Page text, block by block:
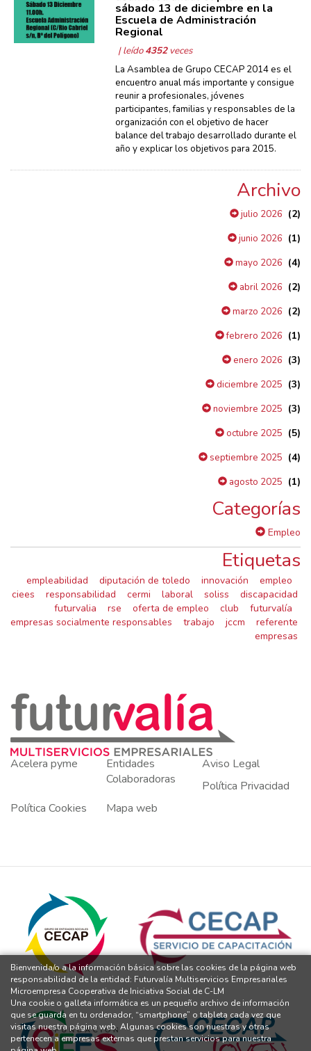
sábado 13 de diciembre en la
Escuela de Administración
Regional
| leído4352veces
La Asamblea de Grupo CECAP 2014 es el
encuentro anual más importante y consigue
reunir a profesionales, jóvenes
participantes, familias y responsables de la
organización con el objetivo de hacer
balance del trabajo desarrollado durante el
año y explicar los objetivos para 2015.
Archivo
julio 2026 (2)
junio 2026 (1)
mayo 2026 (4)
abril 2026 (2)
marzo 2026 (2)
febrero 2026 (1)
enero 2026 (3)
diciembre 2025 (3)
noviembre 2025 (3)
octubre 2025 (5)
septiembre 2025 (4)
agosto 2025 (1)
Categorías
Empleo
Etiquetas
empleabilidad diputación de toledo innovación
empleo
ciees
responsabilidad cermi laboral soliss
discapacidad
futurvalia
rse oferta de empleo club
futurvalía
empresas socialmente responsables
trabajo jccm
referente
empresas
Acelera pyme
Entidades
Colaboradoras
Aviso Legal
Política Privacidad
Política Cookies
Mapa web
Bienvenida/o a la información básica sobre las cookies de la página web
responsabilidad de la entidad: Futurvalía Multiservicios Empresariales
Microempresa Cooperativa de Iniciativa Social de C-LM
Una cookie o galleta informática es un pequeño archivo de información
que se guarda en tu ordenador, “smartphone” o tableta cada vez que
visitas nuestra página web. Algunas cookies son nuestras y otras
pertenecen a empresas externas que prestan servicios para nuestra